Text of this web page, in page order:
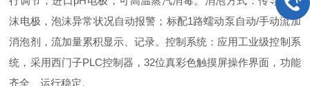
沫电极，泡沫异常状况自动报警；标配1路蠕动泵自动/手动流加
消泡剂，流加量累积显示、记录。控制系统：应用工业级控制系
统，采用西门子PLC控制器，32位真彩色触摸屏操作界面，功能
齐全、运行稳定。